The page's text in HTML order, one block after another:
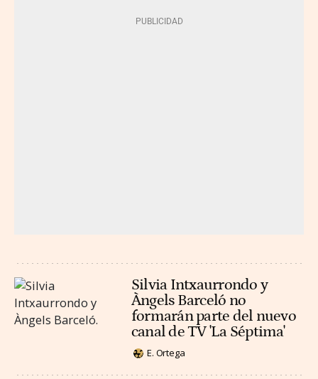
Silvia Intxaurrondo y
Àngels Barceló no
formarán parte del nuevo
canal de TV 'La Séptima'
E. Ortega